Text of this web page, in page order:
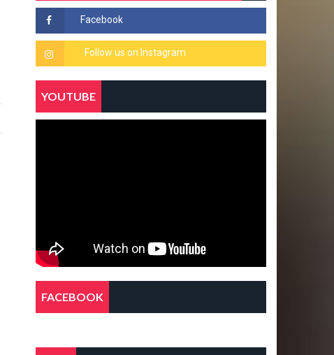
YOUTUBE
FACEBOOK